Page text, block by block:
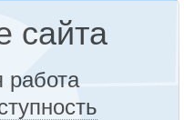
сайта
работа